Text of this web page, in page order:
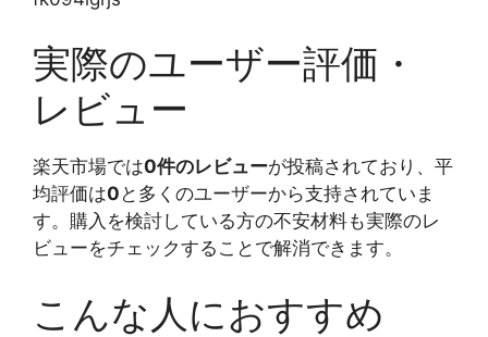
実際のユーザー評価・
レビュー
楽天市場では0件のレビューが投稿されており、平
均評価は0 と多くのユーザーから支持されていま
す。購入を検討している方の不安材料も実際のレ
ビューをチェックすることで解消できます。
こんな人におすすめ